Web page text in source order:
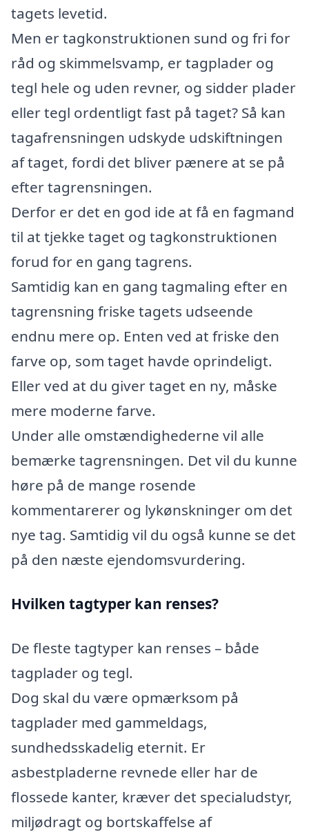
tagets levetid.
Men er tagkonstruktionen sund og fri for
råd og skimmelsvamp, er tagplader og
tegl hele og uden revner, og sidder plader
eller tegl ordentligt fast på taget? Så kan
tagafrensningen udskyde udskiftningen
af taget, fordi det bliver pænere at se på
efter tagrensningen.
Derfor er det en god ide at få en fagmand
til at tjekke taget og tagkonstruktionen
forud for en gang tagrens.
Samtidig kan en gang tagmaling efter en
tagrensning friske tagets udseende
endnu mere op. Enten ved at friske den
farve op, som taget havde oprindeligt.
Eller ved at du giver taget en ny, måske
mere moderne farve.
Under alle omstændighederne vil alle
bemærke tagrensningen. Det vil du kunne
høre på de mange rosende
kommentarerer og lykønskninger om det
nye tag. Samtidig vil du også kunne se det
på den næste ejendomsvurdering.
Hvilken tagtyper kan renses?
De fleste tagtyper kan renses – både
tagplader og tegl.
Dog skal du være opmærksom på
tagplader med gammeldags,
sundhedsskadelig eternit. Er
asbestpladerne revnede eller har de
flossede kanter, kræver det specialudstyr,
miljødragt og bortskaffelse af